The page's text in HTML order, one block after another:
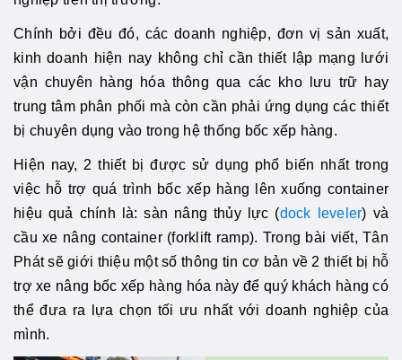
Chính bởi đều đó, các doanh nghiệp, đơn vị sản xuất,
kinh doanh hiện nay không chỉ cần thiết lập mạng lưới
vận chuyên hàng hóa thông qua các kho lưu trữ hay
trung tâm phân phối mà còn cần phải ứng dụng các thiết
bị chuyên dụng vào trong hệ thống bốc xếp hàng.
Hiện nay, 2 thiết bị được sử dụng phổ biến nhất trong
việc hỗ trợ quá trình bốc xếp hàng lên xuống container
hiệu quả chính là: sàn nâng thủy lực (dock leveler) và
cầu xe nâng container (forklift ramp). Trong bài viết, Tân
Phát sẽ giới thiệu một số thông tin cơ bản về 2 thiết bị hỗ
trợ xe nâng bốc xếp hàng hóa này để quý khách hàng có
thể đưa ra lựa chọn tối ưu nhất với doanh nghiệp của
mình.